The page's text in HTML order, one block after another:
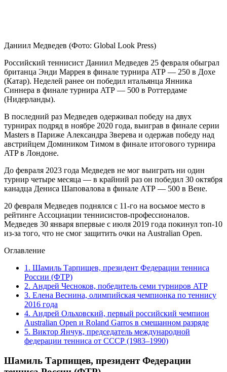
Даниил Медведев (Фото: Global Look Press)
Российский теннисист Даниил Медведев 25 февраля обыграл
британца Энди Маррея в финале турнира ATP — 250 в Дохе
(Катар). Неделей ранее он победил итальянца Янника
Синнера в финале турнира ATP — 500 в Роттердаме
(Нидерланды).
В последний раз Медведев одерживал победу на двух
турнирах подряд в ноябре 2020 года, выиграв в финале серии
Masters в Париже Александра Зверева и одержав победу над
австрийцем Домиником Тимом в финале итогового турнира
ATP в Лондоне.
До февраля 2023 года Медведев не мог выиграть ни один
турнир четыре месяца — в крайний раз он победил 30 октября
канадца Дениса Шаповалова в финале АТР — 500 в Вене.
20 февраля Медведев поднялся с 11-го на восьмое место в
рейтинге Ассоциации теннисистов-профессионалов.
Медведев 30 января впервые с июля 2019 года покинул топ-10
из-за того, что не смог защитить очки на Australian Open.
Оглавление
1. Шамиль Тарпищев, президент Федерации тенниса
России (ФТР)
2. Андрей Чесноков, победитель семи турниров ATP
3. Елена Веснина, олимпийская чемпионка по теннису
2016 года
4. Андрей Ольховский, первый российский чемпион
Australian Open и Roland Garros в смешанном разряде
5. Виктор Янчук, председатель международной
федерации тенниса от СССР (1983–1990)
Шамиль Тарпищев, президент Федерации